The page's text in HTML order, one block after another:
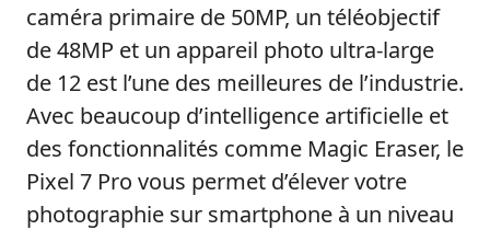
caméra primaire de 50MP, un téléobjectif
de 48MP et un appareil photo ultra-large
de 12 est l’une des meilleures de l’industrie.
Avec beaucoup d’intelligence artificielle et
des fonctionnalités comme Magic Eraser, le
Pixel 7 Pro vous permet d’élever votre
photographie sur smartphone à un niveau